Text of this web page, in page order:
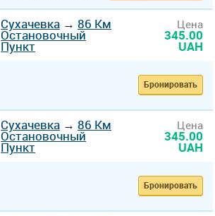
Сухачевка → 86 Км
Остановочный
Пункт
Цена
345.00
UAH
Бронировать
Сухачевка → 86 Км
Остановочный
Пункт
Цена
345.00
UAH
Бронировать